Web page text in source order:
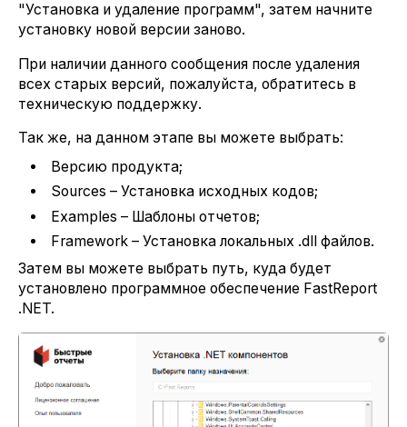
"Установка и удаление программ", затем начните
установку новой версии заново.
При наличии данного сообщения после удаления
всех старых версий, пожалуйста, обратитесь в
техническую поддержку.
Так же, на данном этапе вы можете выбрать:
Версию продукта;
Sources – Установка исходных кодов;
Examples – Шаблоны отчетов;
Framework – Установка локальных .dll файлов.
Затем вы можете выбрать путь, куда будет
установлено программное обеспечение FastReport
.NET.